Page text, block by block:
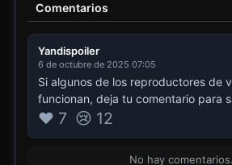
Comentarios
Yandispoiler
6 de octubre de 2025 07:05
Si algunos de los reproductores de
funcionan, deja tu comentario para
❤️ 7 😢 12
No hay comentarios.